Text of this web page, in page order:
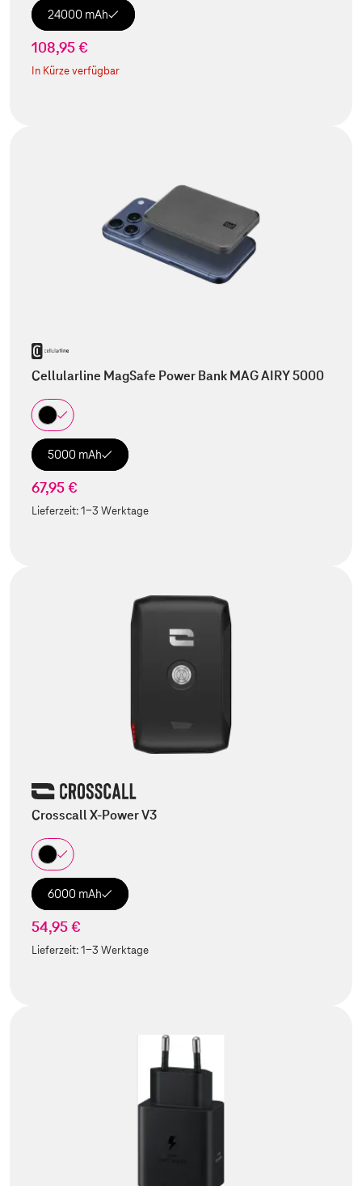
24000 mAh
108,95 €
In Kürze verfügbar
Cellularline MagSafe Power Bank MAG AIRY 5000
5000 mAh
67,95 €
Lieferzeit:1-3 Werktage
Crosscall X-Power V3
6000 mAh
54,95 €
Lieferzeit:1-3 Werktage